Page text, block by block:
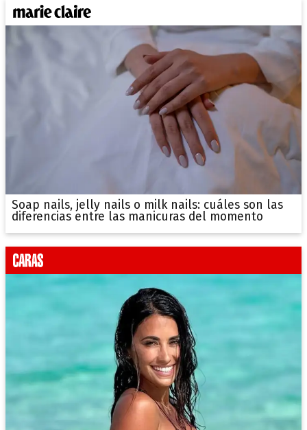
Soap nails, jelly nails o milk nails: cuáles son las
diferencias entre las manicuras del momento